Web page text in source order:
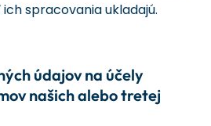
spracovania ukladajú.
údajov na účely
našich alebo tretej